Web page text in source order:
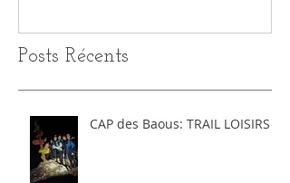
Posts Récents
CAP des Baous: TRAIL LOISIRS